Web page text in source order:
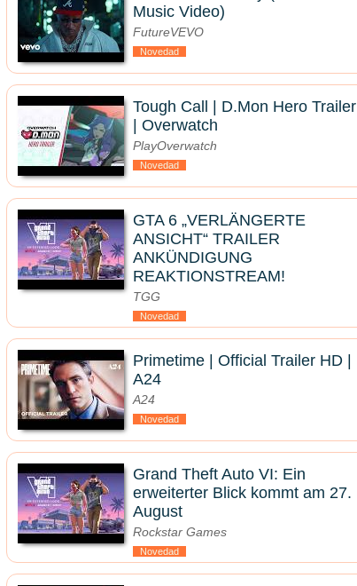
Music Video)
FutureVEVO
Novedad
Tough Call | D.Mon Hero Trailer
| Overwatch
PlayOverwatch
Novedad
GTA 6 „VERLÄNGERTE
ANSICHT“ TRAILER
ANKÜNDIGUNG
REAKTIONSTREAM!
TGG
Novedad
Primetime | Official Trailer HD |
A24
A24
Novedad
Grand Theft Auto VI: Ein
erweiterter Blick kommt am 27.
August
Rockstar Games
Novedad